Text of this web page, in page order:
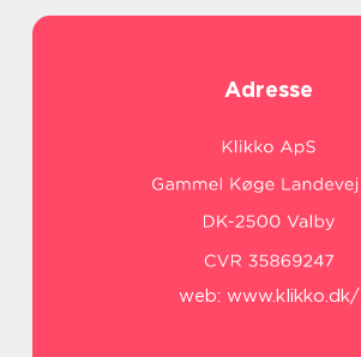
Adresse
web: www.klikko.dk/